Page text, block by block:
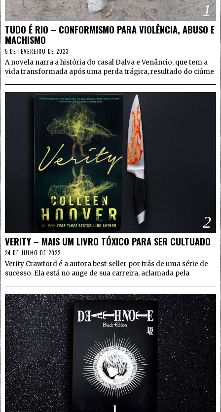
1
TUDO É RIO – CONFORMISMO PARA VIOLÊNCIA, ABUSO E
MACHISMO
5 DE FEVEREIRO DE 2023
A novela narra a história do casal Dalva e Venâncio, que tem a
vida transformada após uma perda trágica, resultado do ciúme
2
VERITY – MAIS UM LIVRO TÓXICO PARA SER CULTUADO
24 DE JULHO DE 2022
Verity Crawford é a autora best-seller por trás de uma série de
sucesso. Ela está no auge de sua carreira, aclamada pela